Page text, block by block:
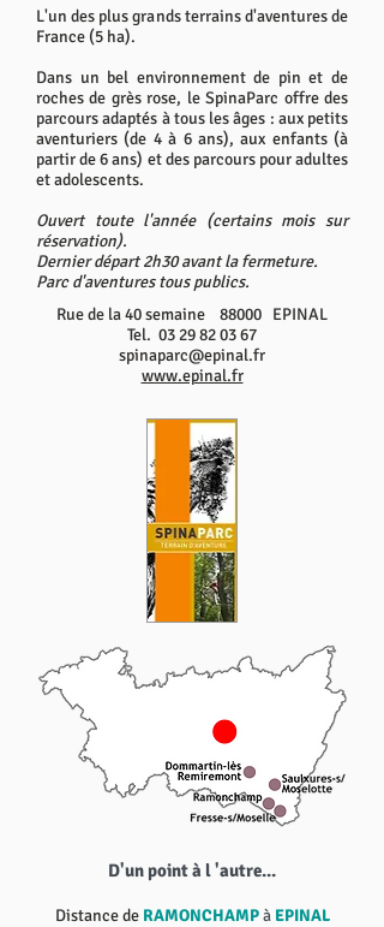
L'un des plus grands terrains d'aventures de
France (5 ha).
Dans un bel environnement de pin et de
roches de grès rose, le SpinaParc offre des
parcours adaptés à tous les âges : aux petits
aventuriers (de 4 à 6 ans), aux enfants (à
partir de 6 ans) et des parcours pour adultes
et adolescents.
Ouvert toute l'année (certains mois sur
réservation).
Dernier départ 2h30 avant la fermeture.
Parc d'aventures tous publics.
Rue de la 40 semaine 88000 EPINAL
Tel. 03 29 82 03 67
spinaparc@epinal.fr
www.epinal.fr
D'un point à l 'autre...
Distance de RAMONCHAMPà EPINAL